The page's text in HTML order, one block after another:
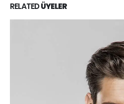
RELATEDÜYELER